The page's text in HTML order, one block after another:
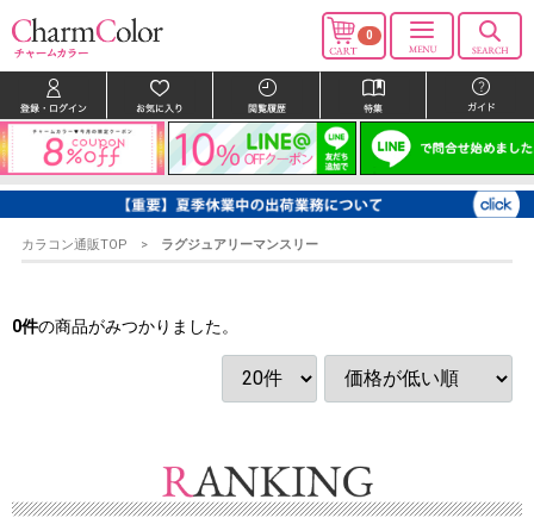
0
カラコン通販TOP ラグジュアリーマンスリー
0件の商品がみつかりました。